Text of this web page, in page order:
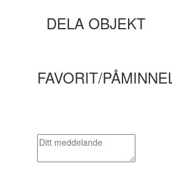
DELA OBJEKT
FAVORIT/